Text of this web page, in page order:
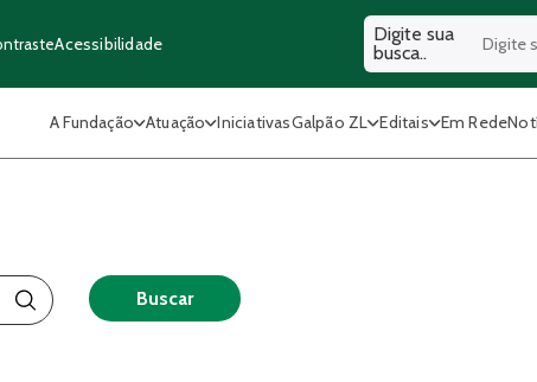
Acessibilidade
Digite sua
busca..
A Fundação Atuação IniciativasGalpão ZL Editais Em Rede
Buscar